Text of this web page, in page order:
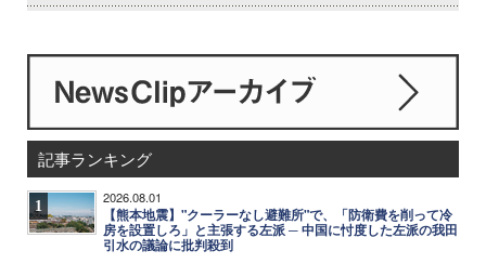
記事ランキング
1 2026.08.01
【熊本地震】"クーラーなし避難所"で、「防衛費を削って冷
房を設置しろ」と主張する左派 ─ 中国に忖度した左派の我田
引水の議論に批判殺到